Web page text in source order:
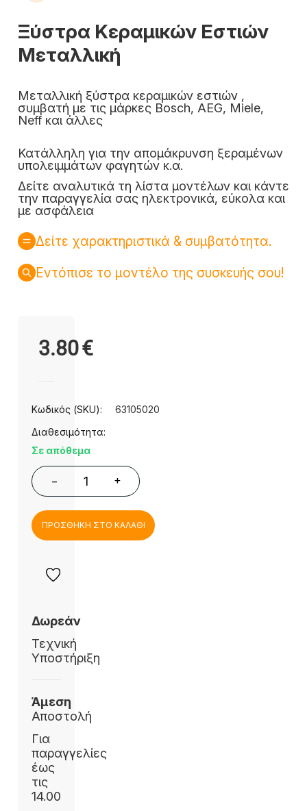
Ξύστρα Κεραμικών Εστιών
Μεταλλική
Μεταλλική ξύστρα κεραμικών εστιών ,
συμβατή με τις μάρκες Bosch, AEG, Miele,
Neff και άλλες
Κατάλληλη για την απομάκρυνση ξεραμένων
υπολειμμάτων φαγητών κ.α.
Δείτε αναλυτικά τη λίστα μοντέλων και κάντε
την παραγγελία σας ηλεκτρονικά, εύκολα και
με ασφάλεια
Δείτε χαρακτηριστικά & συμβατότητα.
Εντόπισε το μοντέλο της συσκευής σου!
3.80€
Κωδικός (SKU):
63105020
Διαθεσιμότητα:
Σε απόθεμα
− +
ΠΡΟΣΘΗΚΗ ΣΤΟ ΚΑΛΑΘΙ
Δωρεάν
Τεχνική
Υποστήριξη
Άμεση
Αποστολή
Για
παραγγελίες
έως
τις
14.00